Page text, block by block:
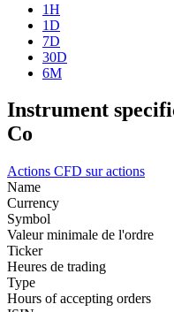
1H
1D
7D
30D
6M
Instrument
Co
Actions CFD sur actions
Name
Currency
Symbol
Valeur minimale de l'ordre
Ticker
Heures de trading
Type
Hours of accepting orders